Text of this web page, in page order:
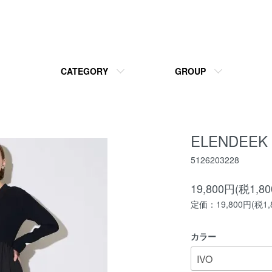
CATEGORY GROUP
5126203228
19,800円(税
定価：19,800円(税
カラー